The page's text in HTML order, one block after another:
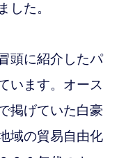
した。
頭に紹介したパ
います。オース
掲げていた白豪
域の貿易自由化